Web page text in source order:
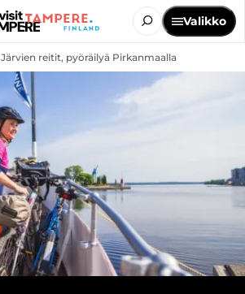
Valikko
Järvien reitit, pyöräilyä Pirkanmaalla